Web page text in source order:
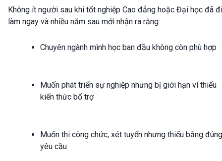
Không ít người sau khi tốt nghiệp Cao đẳng hoặc Đại học đã đi
làm ngay và nhiều năm sau mới nhận ra rằng:
Chuyên ngành mình học ban đầu không còn phù hợp
Muốn phát triển sự nghiệp nhưng bị giới hạn vì thiếu
kiến thức bổ trợ
Muốn thi công chức, xét tuyển nhưng thiếu bằng đúng
yêu cầu